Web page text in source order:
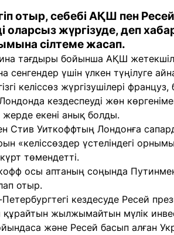
отыр, себебі АҚШ пен
оларсыз жүргізуде, деп
сілтеме жасап.
тағдыры бойынша АҚШ
сенгендер үшін үлкен түңілуге
келіссөз жүргізушілері
кездеспеуді жөн
екені анық болды.
Стив Уиткоффтың Лондонға
«келіссөздер үстеліндегі
төмендетті.
осы аптаның соңында
отыр.
кездесуде Ресей
құрайтын жылжымайтын мүлік
және Ресей басып алған